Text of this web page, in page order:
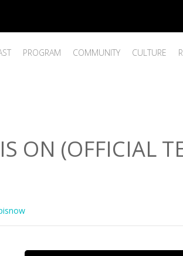
PROGRAM COMMUNITY CULTURE
ON (OFFICIAL